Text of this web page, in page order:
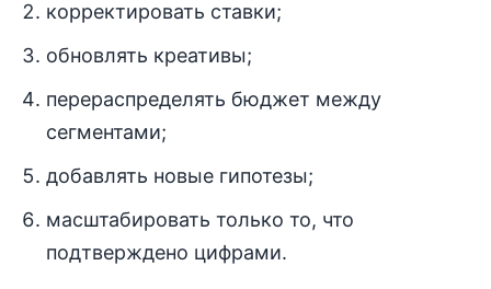
корректировать ставки;
обновлять креативы;
перераспределять бюджет между
сегментами;
добавлять новые гипотезы;
масштабировать только то, что
подтверждено цифрами.